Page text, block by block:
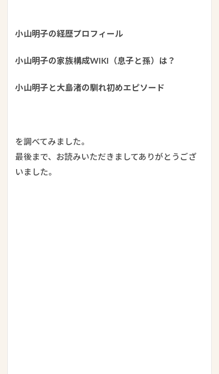
小山明子の経歴プロフィール
小山明子の家族構成WIKI（息子と孫）は？
小山明子と大島渚の馴れ初めエピソード
を調べてみました。
最後まで、お読みいただきましてありがとうござ
いました。